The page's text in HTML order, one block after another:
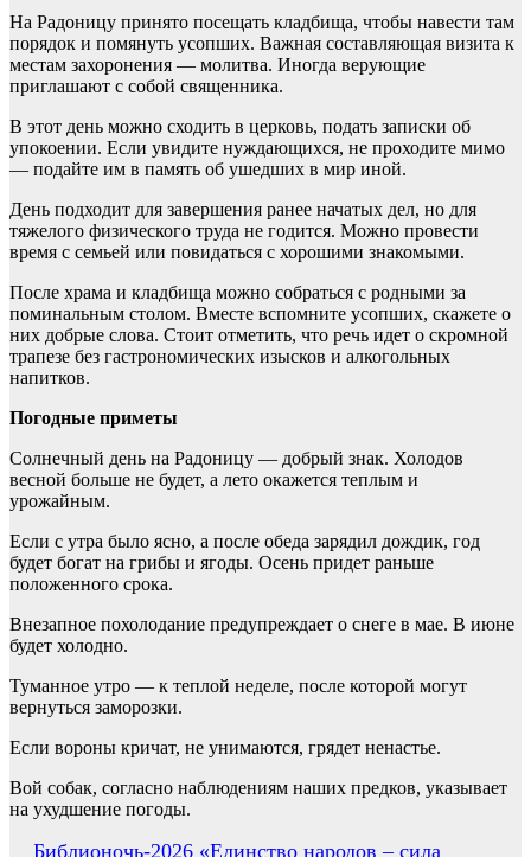
На Радоницу принято посещать кладбища, чтобы навести там
порядок и помянуть усопших. Важная составляющая визита к
местам захоронения — молитва. Иногда верующие
приглашают с собой священника.
В этот день можно сходить в церковь, подать записки об
упокоении. Если увидите нуждающихся, не проходите мимо
— подайте им в память об ушедших в мир иной.
День подходит для завершения ранее начатых дел, но для
тяжелого физического труда не годится. Можно провести
время с семьей или повидаться с хорошими знакомыми.
После храма и кладбища можно собраться с родными за
поминальным столом. Вместе вспомните усопших, скажете о
них добрые слова. Стоит отметить, что речь идет о скромной
трапезе без гастрономических изысков и алкогольных
напитков.
Погодные приметы
Солнечный день на Радоницу — добрый знак. Холодов
весной больше не будет, а лето окажется теплым и
урожайным.
Если с утра было ясно, а после обеда зарядил дождик, год
будет богат на грибы и ягоды. Осень придет раньше
положенного срока.
Внезапное похолодание предупреждает о снеге в мае. В июне
будет холодно.
Туманное утро — к теплой неделе, после которой могут
вернуться заморозки.
Если вороны кричат, не унимаются, грядет ненастье.
Вой собак, согласно наблюдениям наших предков, указывает
на ухудшение погоды.
Библионочь-2026 «Единство народов – сила